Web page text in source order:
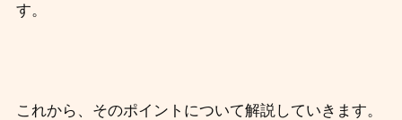
す。
これから、そのポイントについて解説していきます。